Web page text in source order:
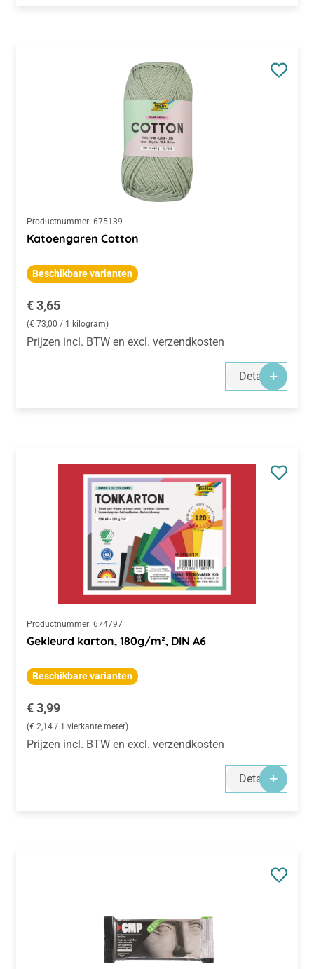
Productnummer: 675139
Katoengaren Cotton
Beschikbare varianten
Normale prijs:
€ 3,65
(€ 73,00 / 1 kilogram)
Prijzen incl. BTW en excl. verzendkosten
Details
Productnummer: 674797
Gekleurd karton, 180g/m², DIN A6
Beschikbare varianten
Normale prijs:
€ 3,99
(€ 2,14 / 1 vierkante meter)
Prijzen incl. BTW en excl. verzendkosten
Details